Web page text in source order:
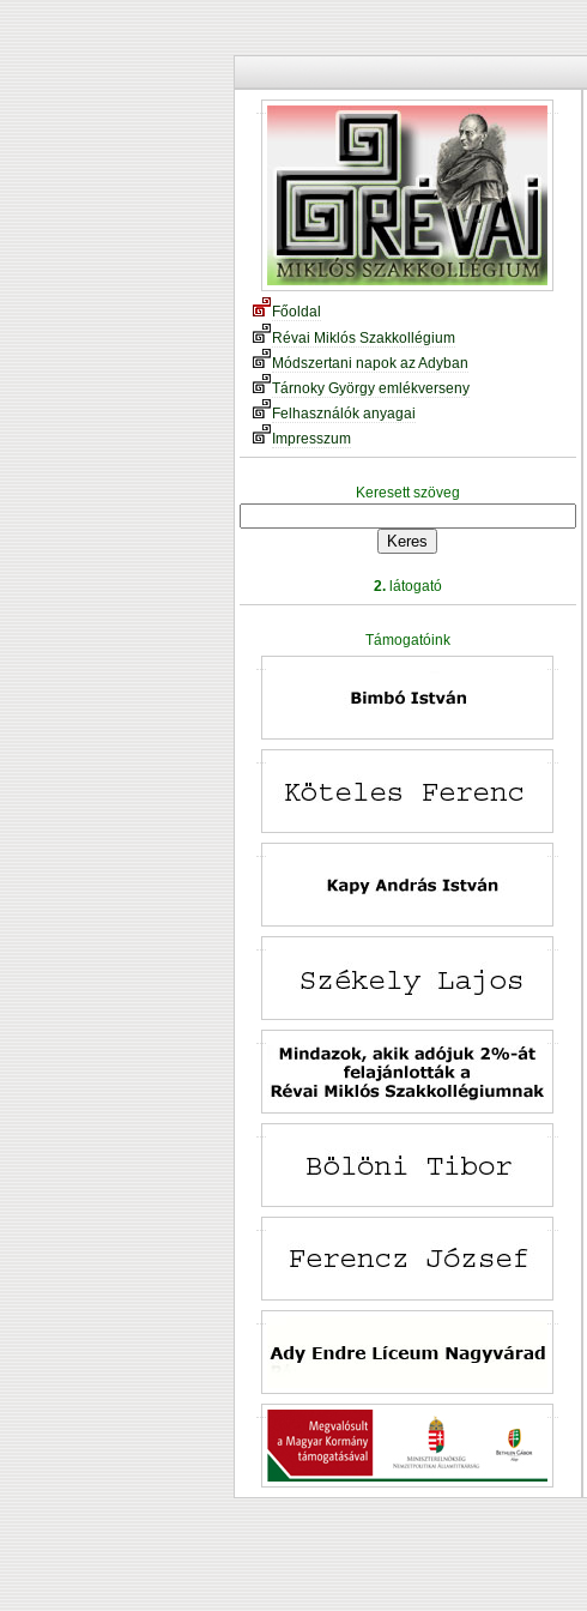
Főoldal
Révai Miklós Szakkollégium
Módszertani napok az Adyban
Tárnoky György emlékverseny
Felhasználók anyagai
Impresszum
Keresett szöveg
2.látogató
Támogatóink